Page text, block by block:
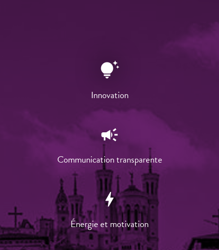
tips_and_updates
Innovation
campaign
Communication transparente
bolt
Énergie et motivation